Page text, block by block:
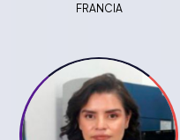
FRANCIA